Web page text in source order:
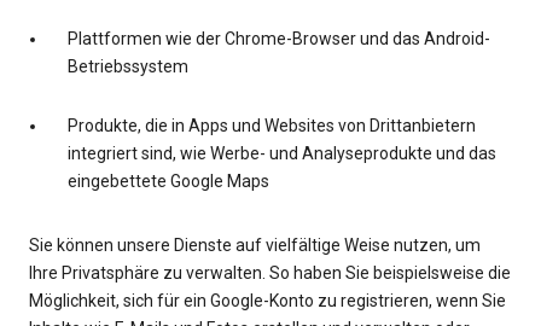
Plattformen wie der Chrome-Browser und das Android-
Betriebssystem
Produkte, die in Apps und Websites von Drittanbietern
integriert sind, wie Werbe- und Analyseprodukte und das
eingebettete Google Maps
Sie können unsere Dienste auf vielfältige Weise nutzen, um
Ihre Privatsphäre zu verwalten. So haben Sie beispielsweise die
Möglichkeit, sich für ein Google-Konto zu registrieren, wenn Sie